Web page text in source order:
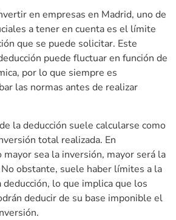
en empresas en Madrid, uno de
a tener en cuenta es el límite
que se puede solicitar. Este
puede fluctuar en función de
por lo que siempre es
las normas antes de realizar
la deducción suele calcularse como
total realizada. En
mayor sea la inversión, mayor será la
obstante, suele haber límites a la
lo que implica que los
deducir de su base imponible el